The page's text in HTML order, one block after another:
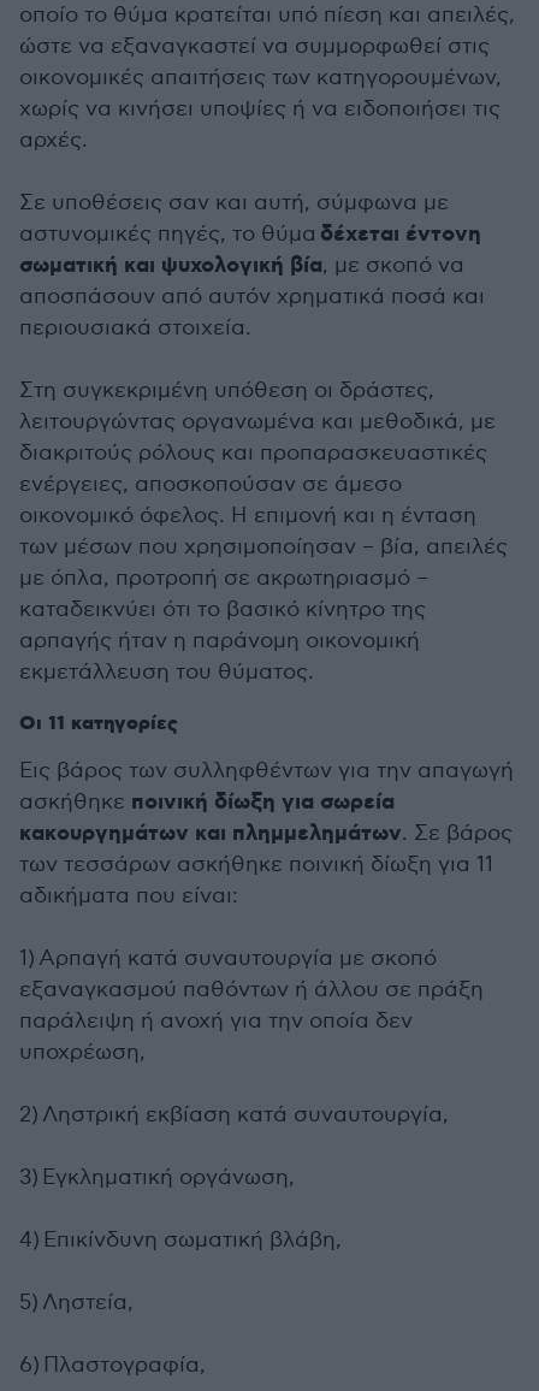
οποίο το θύμα κρατείται υπό πίεση και απειλές,
ώστε να εξαναγκαστεί να συμμορφωθεί στις
οικονομικές απαιτήσεις των κατηγορουμένων,
χωρίς να κινήσει υποψίες ή να ειδοποιήσει τις
αρχές.
Σε υποθέσεις σαν και αυτή, σύμφωνα με
αστυνομικές πηγές, το θύμα δέχεται έντονη
σωματική και ψυχολογική βία, με σκοπό να
αποσπάσουν από αυτόν χρηματικά ποσά και
περιουσιακά στοιχεία.
Στη συγκεκριμένη υπόθεση οι δράστες,
λειτουργώντας οργανωμένα και μεθοδικά, με
διακριτούς ρόλους και προπαρασκευαστικές
ενέργειες, αποσκοπούσαν σε άμεσο
οικονομικό όφελος. Η επιμονή και η ένταση
των μέσων που χρησιμοποίησαν – βία, απειλές
με όπλα, προτροπή σε ακρωτηριασμό –
καταδεικνύει ότι το βασικό κίνητρο της
αρπαγής ήταν η παράνομη οικονομική
εκμετάλλευση του θύματος.
Οι 11 κατηγορίες
Εις βάρος των συλληφθέντων για την απαγωγή
ασκήθηκε ποινική δίωξη για σωρεία
κακουργημάτων και πλημμελημάτων. Σε βάρος
των τεσσάρων ασκήθηκε ποινική δίωξη για 11
αδικήματα που είναι:
1) Αρπαγή κατά συναυτουργία με σκοπό
εξαναγκασμού παθόντων ή άλλου σε πράξη
παράλειψη ή ανοχή για την οποία δεν
υποχρέωση,
2) Ληστρική εκβίαση κατά συναυτουργία,
3) Εγκληματική οργάνωση,
4) Επικίνδυνη σωματική βλάβη,
5) Ληστεία,
6) Πλαστογραφία,